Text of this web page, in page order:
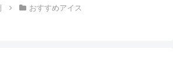
おすすめアイス